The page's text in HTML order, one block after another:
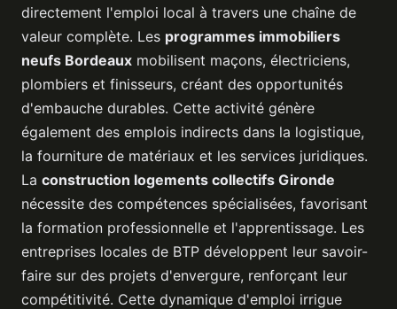
directement l'emploi local à travers une chaîne de
valeur complète. Les programmes immobiliers
neufs Bordeaux mobilisent maçons, électriciens,
plombiers et finisseurs, créant des opportunités
d'embauche durables. Cette activité génère
également des emplois indirects dans la logistique,
la fourniture de matériaux et les services juridiques.
La construction logements collectifs Gironde
nécessite des compétences spécialisées, favorisant
la formation professionnelle et l'apprentissage. Les
entreprises locales de BTP développent leur savoir-
faire sur des projets d'envergure, renforçant leur
compétitivité. Cette dynamique d'emploi irrigue